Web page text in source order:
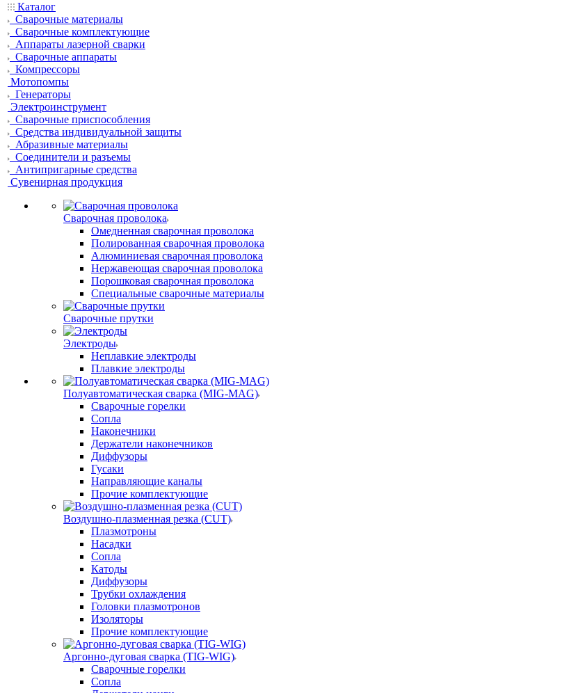
Каталог
Сварочные материалы
Сварочные комплектующие
Аппараты лазерной сварки
Сварочные аппараты
Компрессоры
Мотопомпы
Генераторы
Электроинструмент
Сварочные приспособления
Средства индивидуальной защиты
Абразивные материалы
Соединители и разъемы
Антипригарные средства
Сувенирная продукция
Сварочная проволока
Омедненная сварочная проволока
Полированная сварочная проволока
Алюминиевая сварочная проволока
Нержавеющая сварочная проволока
Порошковая сварочная проволока
Специальные сварочные материалы
Сварочные прутки
Электроды
Неплавкие электроды
Плавкие электроды
Полуавтоматическая сварка (MIG-MAG)
Сварочные горелки
Сопла
Наконечники
Держатели наконечников
Диффузоры
Гусаки
Направляющие каналы
Прочие комплектующие
Воздушно-плазменная резка (CUT)
Плазмотроны
Насадки
Сопла
Катоды
Диффузоры
Трубки охлаждения
Головки плазмотронов
Изоляторы
Прочие комплектующие
Аргонно-дуговая сварка (TIG-WIG)
Сварочные горелки
Сопла